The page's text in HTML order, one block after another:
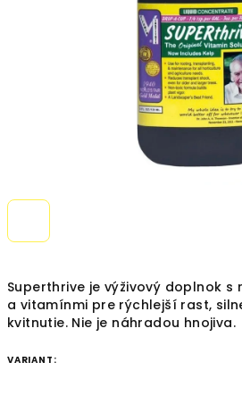
Superthrive je výživový doplnok s
a vitamínmi pre rýchlejší rast,
kvitnutie. Nie je náhradou hnojiva.
VARIANT: